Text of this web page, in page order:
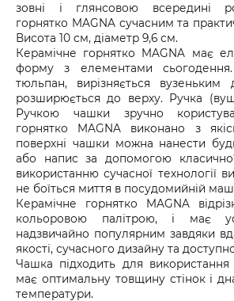
зовні і глянсовою всередині
горнятко MAGNA сучасним та
Висота 10 см, діаметр 9,6 см.
Керамічне горнятко MAGNA має
форму з елементами
тюльпан, вирізняється
розширюється до верху. Ручка
Ручкою чашки зручно
горнятко MAGNA виконано з
поверхні чашки можна нанести
або напис за допомогою
використанню сучасної технології
не боїться миття в посудомийній
Керамічне горнятко MAGNA
кольоровою палітрою, і має
надзвичайно популярним завдяки
якості, сучасного дизайну та
Чашка підходить для використання
має оптимальну товщину стінок і
температури.